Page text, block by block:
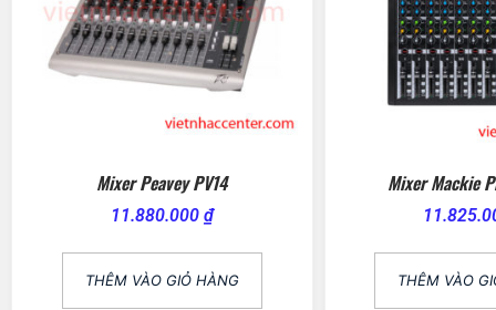
Mixer Peavey PV14
11.880.000 ₫
THÊM VÀO GIỎ HÀNG
Mixer Mackie
THÊM VÀO